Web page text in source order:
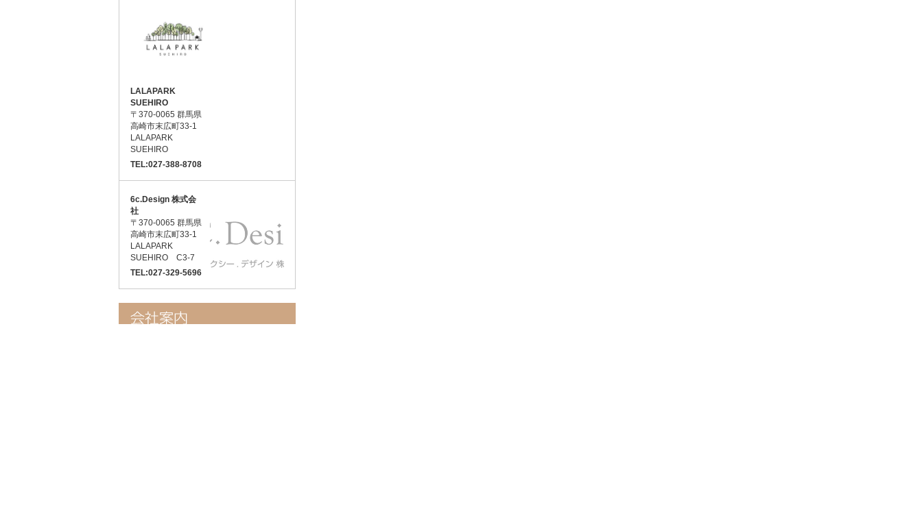
LALAPARK
SUEHIRO
〒370-0065 群馬県
高崎市末広町33-1
LALAPARK
SUEHIRO
TEL:027-388-8708
6c.Design 株式会
社
〒370-0065 群馬県
高崎市末広町33-1
LALAPARK
SUEHIRO C3-7
TEL:027-329-5696